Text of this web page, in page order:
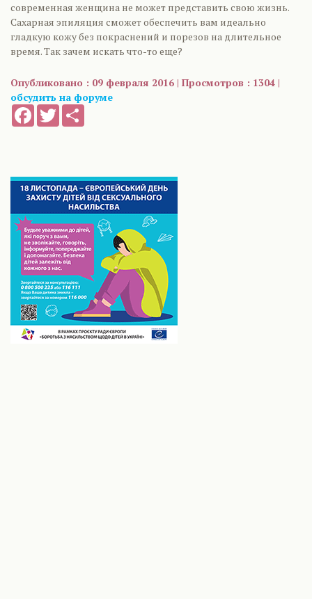
современная женщина не может представить свою жизнь.
Сахарная эпиляция сможет обеспечить вам идеально
гладкую кожу без покраснений и порезов на длительное
время. Так зачем искать что-то еще?
Опубликовано : 09 февраля 2016 | Просмотров : 1304 |
обсудить на форуме
FacebookTwitter